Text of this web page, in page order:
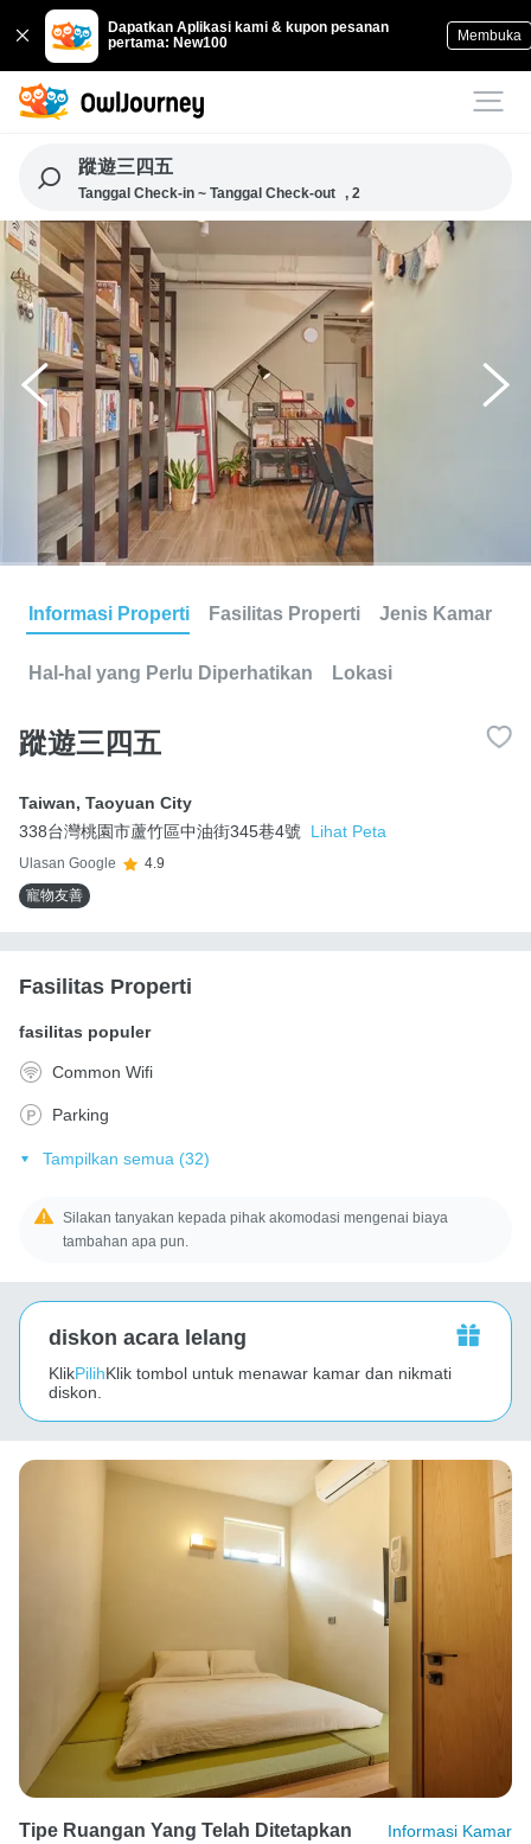
Dapatkan Aplikasi kami & kupon pesanan
pertama: New100
Membuka
蹤遊三四五
Tanggal Check-in ~ Tanggal Check-out , 2
Informasi Properti Fasilitas Properti Jenis Kamar
Hal-hal yang Perlu Diperhatikan Lokasi
蹤遊三四五
Taiwan, Taoyuan City
338台灣桃園市蘆竹區中油街345巷4號
Lihat Peta
Ulasan Google
4.9
寵物友善
Fasilitas Properti
fasilitas populer
Common Wifi
Parking
Tampilkan semua (32)
Silakan tanyakan kepada pihak akomodasi mengenai biaya
tambahan apa pun.
diskon acara lelang
KlikPilihKlik tombol untuk menawar kamar dan nikmati
diskon.
Tipe Ruangan Yang Telah Ditetapkan Informasi Kamar